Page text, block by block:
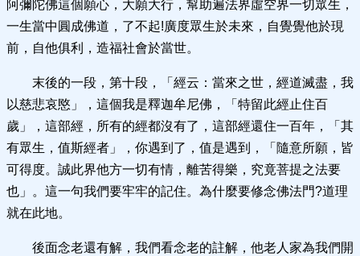
阿彌陀佛這個願心，大願大行，幫助遍法界虛空界一切眾生，
一生當中圓成佛道，了不起!廣度眾生於未來，自覺覺他於現
前，自他俱利，造福社會於當世。
末後的一段，第十段，「經云：當來之世，經道滅盡，我
以慈悲哀愍」，這個我是釋迦牟尼佛，「特留此經止住百
歲」，這部經，所有的經都沒有了，這部經還住一百年，「其
有眾生，值斯經者」，你遇到了，值是遇到，「隨意所願，皆
可得度。誠此界他方一切有情，離苦得樂，究竟菩提之法要
也」。這一句我們要牢牢的記住。為什麼要修念佛法門?道理
就在此地。
後面念老還有解，我們看念老的註解，他老人家為我們開